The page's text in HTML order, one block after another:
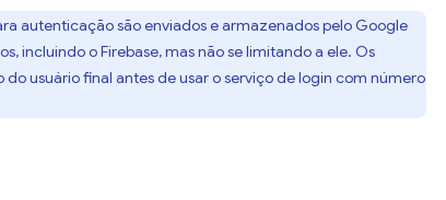
autenticação são enviados e armazenados pelo Google
incluindo o Firebase, mas não se limitando a ele. Os
usuário final antes de usar o serviço de login com número